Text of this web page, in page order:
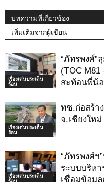
บทความที่เกี่ยวข้อง
เพิ่มเติมจากผู้เขียน
เรื่องเด่นประเด็น
ร้อน
“ภัทรพงศ์”
(TOC
สะท้อนพี่น้
เรื่องเด่นประเด็น
ร้อน
ทช.ก่อสร้า
จ.เชียงให
เรื่องเด่นประเด็น
“ภัทรพงศ์ฯ
ระบบบริหา
เชื่อมข้อมู